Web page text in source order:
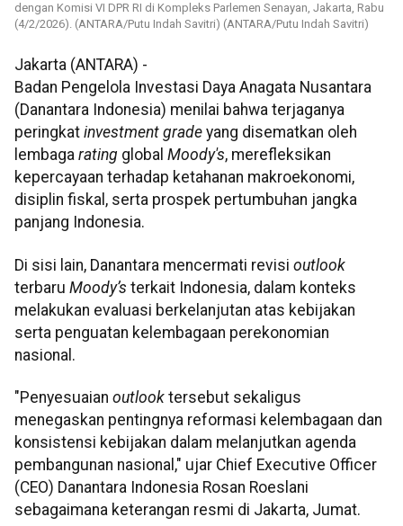
dengan Komisi VI DPR RI di Kompleks Parlemen Senayan, Jakarta, Rabu
(4/2/2026). (ANTARA/Putu Indah Savitri) (ANTARA/Putu Indah Savitri)
Jakarta (ANTARA) -
Badan Pengelola Investasi Daya Anagata Nusantara
(Danantara Indonesia) menilai bahwa terjaganya
peringkat investment grade yang disematkan oleh
lembaga rating global Moody's, merefleksikan
kepercayaan terhadap ketahanan makroekonomi,
disiplin fiskal, serta prospek pertumbuhan jangka
panjang Indonesia.
Di sisi lain, Danantara mencermati revisi outlook
terbaru Moody’s terkait Indonesia, dalam konteks
melakukan evaluasi berkelanjutan atas kebijakan
serta penguatan kelembagaan perekonomian
nasional.
"Penyesuaian outlook tersebut sekaligus
menegaskan pentingnya reformasi kelembagaan dan
konsistensi kebijakan dalam melanjutkan agenda
pembangunan nasional," ujar Chief Executive Officer
(CEO) Danantara Indonesia Rosan Roeslani
sebagaimana keterangan resmi di Jakarta, Jumat.